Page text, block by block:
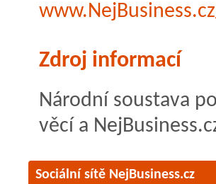
Zdroj informací
Národní soustava
věcí a
Sociální sítě NejBusiness.cz